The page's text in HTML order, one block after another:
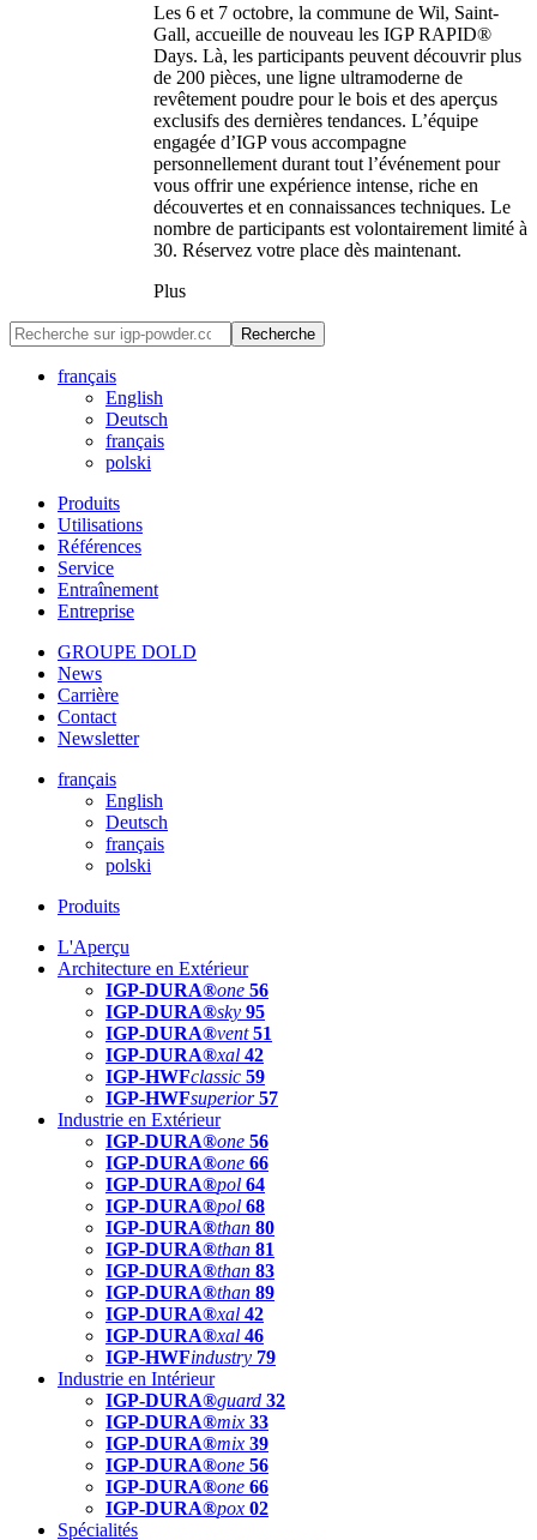
Les 6 et 7 octobre, la commune de Wil, Saint-
Gall, accueille de nouveau les IGP RAPID®
Days. Là, les participants peuvent découvrir plus
de 200 pièces, une ligne ultramoderne de
revêtement poudre pour le bois et des aperçus
exclusifs des dernières tendances. L’équipe
engagée d’IGP vous accompagne
personnellement durant tout l’événement pour
vous offrir une expérience intense, riche en
découvertes et en connaissances techniques. Le
nombre de participants est volontairement limité à
30. Réservez votre place dès maintenant.
Plus
Recherche
français
English
Deutsch
français
polski
Produits
Utilisations
Références
Service
Entraînement
Entreprise
GROUPE DOLD
News
Carrière
Contact
Newsletter
français
English
Deutsch
français
polski
Produits
L'Aperçu
Architecture en Extérieur
IGP-DURA®one 56
IGP-DURA®sky 95
IGP-DURA®vent 51
IGP-DURA®xal 42
IGP-HWFclassic 59
IGP-HWFsuperior 57
Industrie en Extérieur
IGP-DURA®one 56
IGP-DURA®one 66
IGP-DURA®pol 64
IGP-DURA®pol 68
IGP-DURA®than 80
IGP-DURA®than 81
IGP-DURA®than 83
IGP-DURA®than 89
IGP-DURA®xal 42
IGP-DURA®xal 46
IGP-HWFindustry 79
Industrie en Intérieur
IGP-DURA®guard 32
IGP-DURA®mix 33
IGP-DURA®mix 39
IGP-DURA®one 56
IGP-DURA®one 66
IGP-DURA®pox 02
Spécialités